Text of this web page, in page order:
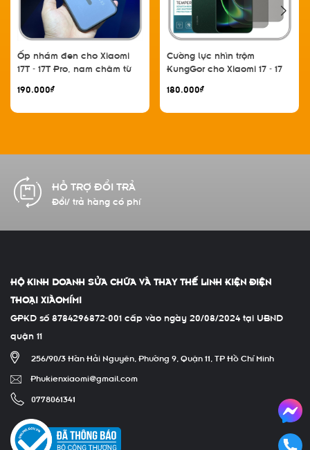
Ốp nhám đen cho Xiaomi
17T - 17T Pro, nam châm từ
190.000₫
Cường lực nhìn trộm
KungGor cho Xiaomi 17 - 17
không viền đen bộ 2 miếng
180.000₫
CAM KẾT CHẤT LƯỢNG
Hàng chính hãng 100%
HỘ KINH DOANH SỬA CHỮA VÀ THAY THẾ LINH KIỆN ĐIỆN
THOẠI XIÀOMÍMI
GPKD số 8784296872-001 cấp vào ngày 20/08/2024 tại UBND
quận 11
256/90/3 Hàn Hải Nguyên, Phường 9, Quận 11, TP Hồ Chí Minh
Phukienxiaomi@gmail.com
0778061341